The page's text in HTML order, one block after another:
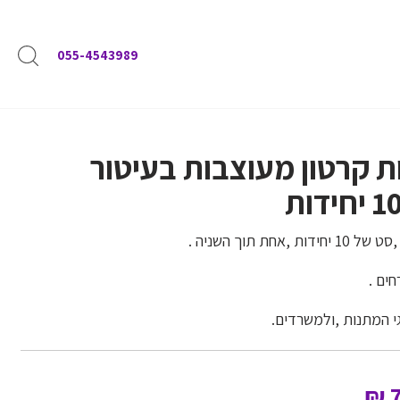
055-4543989
קרטון מעוצבות בעיטור
תוך השניה .
.
המתנות ,ולמשרדים.